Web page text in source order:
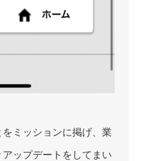
ミッションに掲げ、業
ップデートをしてまい